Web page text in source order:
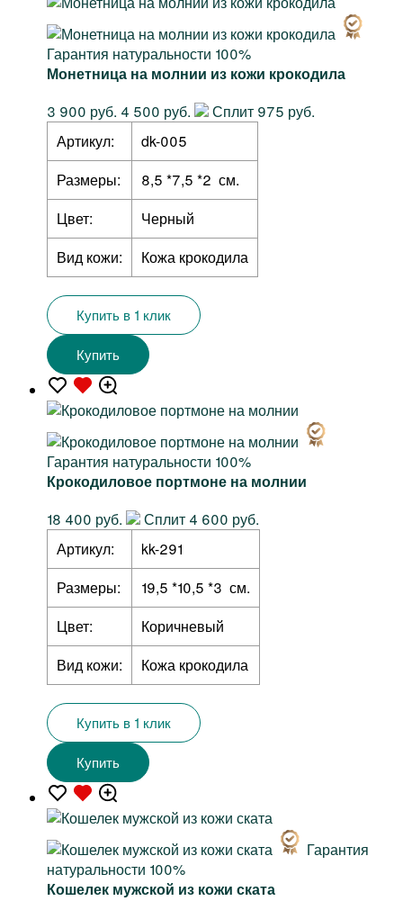
Гарантия натуральности 100%
Монетница на молнии из кожи крокодила
3 900 руб. 4 500 руб.
Сплит 975 руб.
Артикул:
dk-005
Размеры:
8,5 *7,5 *2 см.
Цвет:
Черный
Вид кожи:
Кожа крокодила
Купить в 1 клик
Купить
Гарантия натуральности 100%
Крокодиловое портмоне на молнии
18 400 руб.
Сплит 4 600 руб.
Артикул:
kk-291
Размеры:
19,5 *10,5 *3 см.
Цвет:
Коричневый
Вид кожи:
Кожа крокодила
Купить в 1 клик
Купить
Гарантия
натуральности 100%
Кошелек мужской из кожи ската